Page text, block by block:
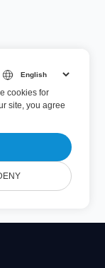
cookies for
site, you agree